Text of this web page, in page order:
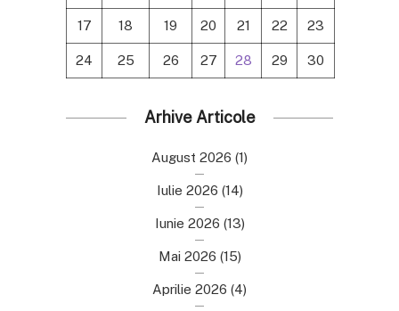
17 18 19 20 21 22 23
24 25 26 27 28 29 30
Arhive Articole
August 2026 (1)
Iulie 2026 (14)
Iunie 2026 (13)
Mai 2026 (15)
Aprilie 2026 (4)